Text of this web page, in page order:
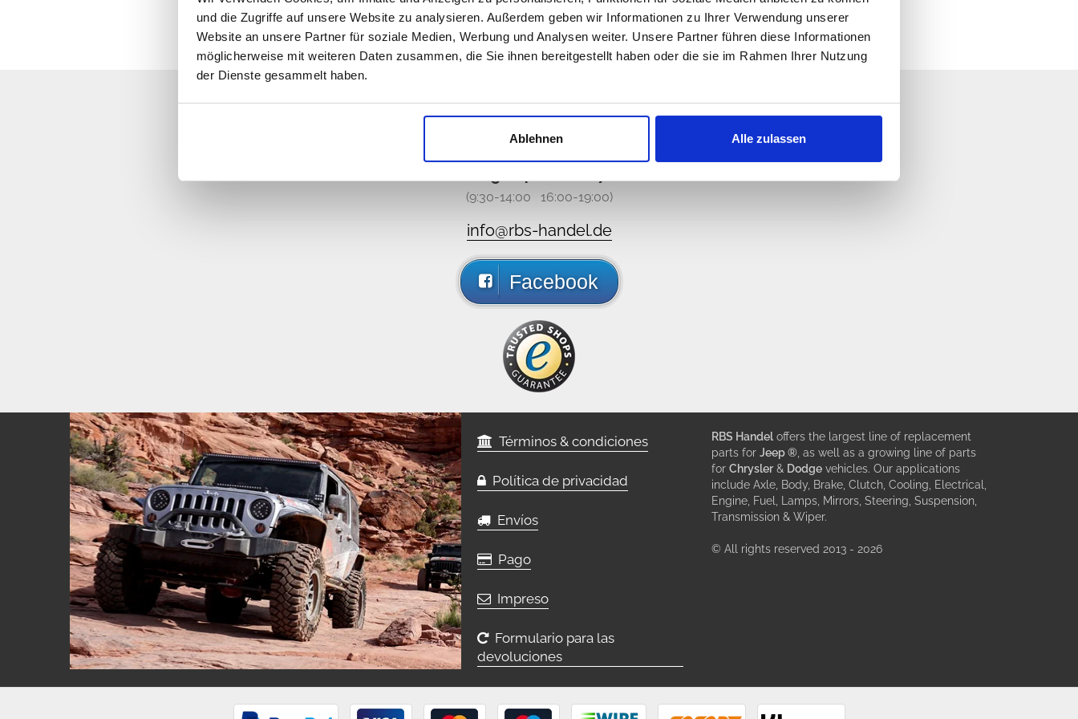
und die Zugriffe auf unsere Website zu analysieren. Außerdem geben wir Informationen zu Ihrer Verwendung unserer
Website an unsere Partner für soziale Medien, Werbung und Analysen weiter. Unsere Partner führen diese Informationen
möglicherweise mit weiteren Daten zusammen, die Sie ihnen bereitgestellt haben oder die sie im Rahmen Ihrer Nutzung
der Dienste gesammelt haben.
Ablehnen Alle zulassen
Lo sentimos no estamos disponibles, pero escribanos!
Llámenos o mande un e-mail, responderemos lo antes posible.
(9:30-14:00 16:00-19:00)
info@rbs-handel.de
Facebook
Términos & condiciones
Política de privacidad
Envíos
Pago
Impreso
Formulario para las
devoluciones
RBS Handel offers the largest line of replacement
parts for Jeep ®, as well as a growing line of parts
for Chrysler & Dodge vehicles. Our applications
include Axle, Body, Brake, Clutch, Cooling, Electrical,
Engine, Fuel, Lamps, Mirrors, Steering, Suspension,
Transmission & Wiper.
© All rights reserved 2013 - 2026